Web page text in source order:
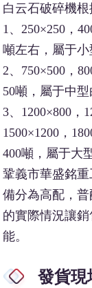
白云石破碎機根
1、250×250，
噸左右，屬于小
2、750×500，
50噸，屬于中型
3、1200×800，
1500×1200，
400噸，屬于大
鞏義市華盛銘
備分為高配，
的實際情況讓
能。
發貨現